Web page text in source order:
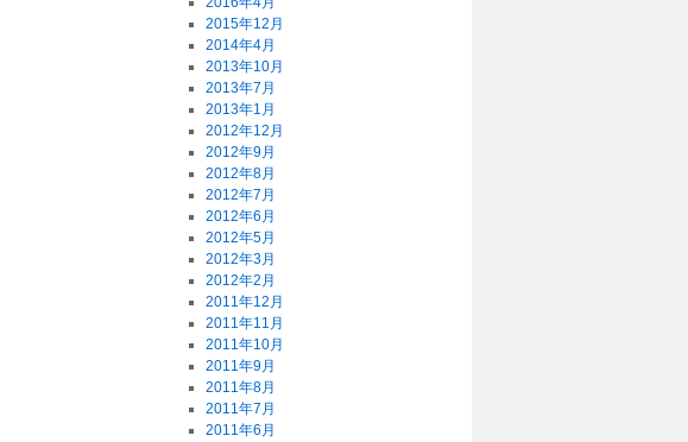
2015年12月
2014年4月
2013年10月
2013年7月
2013年1月
2012年12月
2012年9月
2012年8月
2012年7月
2012年6月
2012年5月
2012年3月
2012年2月
2011年12月
2011年11月
2011年10月
2011年9月
2011年8月
2011年7月
2011年6月